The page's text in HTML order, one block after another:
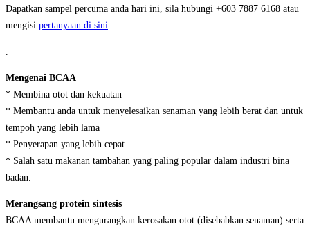
Dapatkan sampel percuma anda hari ini, sila hubungi +603 7887 6168 atau
mengisi pertanyaan di sini.
.
Mengenai BCAA
* Membina otot dan kekuatan
* Membantu anda untuk menyelesaikan senaman yang lebih berat dan untuk
tempoh yang lebih lama
* Penyerapan yang lebih cepat
* Salah satu makanan tambahan yang paling popular dalam industri bina
badan.
Merangsang protein sintesis
BCAA membantu mengurangkan kerosakan otot (disebabkan senaman) serta